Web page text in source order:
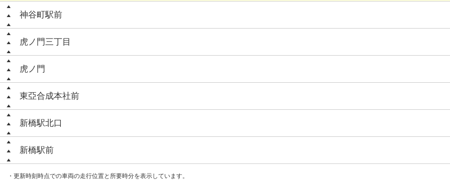
神谷町駅前
虎ノ門三丁目
虎ノ門
東亞合成本社前
新橋駅北口
新橋駅前
・更新時刻時点での車両の走行位置と所要時分を表示しています。